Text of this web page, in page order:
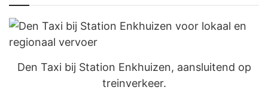
Den Taxi bij Station Enkhuizen, aansluitend op
treinverkeer.